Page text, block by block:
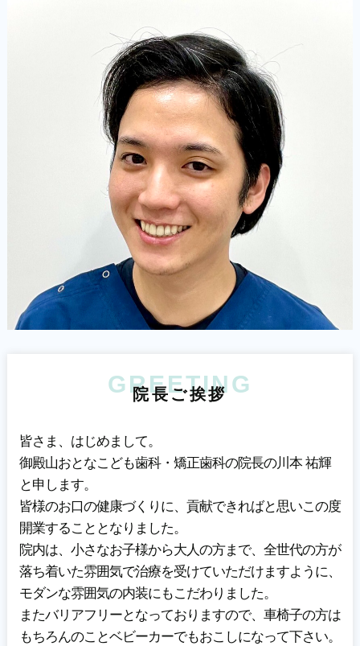
GREETING
院長ご挨拶
皆さま、はじめまして。
御殿山おとなこども歯科・矯正歯科の院長の川本 祐輝
と申します。
皆様のお口の健康づくりに、貢献できればと思いこの度
開業することとなりました。
院内は、小さなお子様から大人の方まで、全世代の方が
落ち着いた雰囲気で治療を受けていただけますように、
モダンな雰囲気の内装にもこだわりました。
またバリアフリーとなっておりますので、車椅子の方は
もちろんのことベビーカーでもおこしになって下さい。